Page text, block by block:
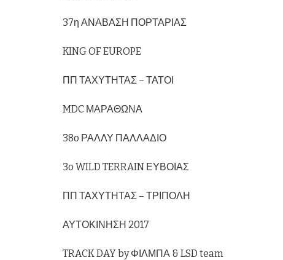
37η ΑΝΑΒΑΣΗ ΠΟΡΤΑΡΙΑΣ
KING OF EUROPE
ΠΠ ΤΑΧΥΤΗΤΑΣ – ΤΑΤΟΙ
MDC ΜΑΡΑΘΩΝΑ
38o ΡΑΛΛΥ ΠΑΛΛΑΔΙΟ
3o WILD TERRAIN ΕΥΒΟΙΑΣ
ΠΠ ΤΑΧΥΤΗΤΑΣ – ΤΡΙΠΟΛΗ
ΑΥΤΟΚΙΝΗΣΗ 2017
TRACK DAY by ΦΙΛΜΠΑ & LSD team